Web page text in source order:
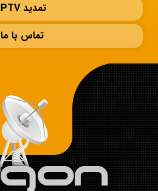
تمدید IPTV
تماس با ما